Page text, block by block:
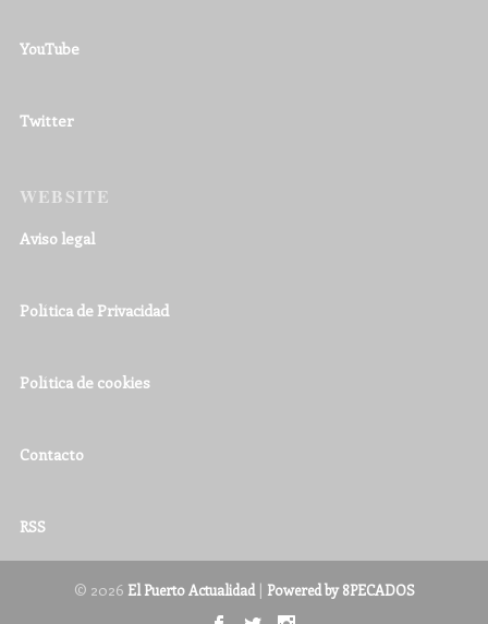
YouTube
Twitter
WEBSITE
Aviso legal
Política de Privacidad
Política de cookies
Contacto
RSS
© 2026 El Puerto Actualidad| Powered by 8PECADOS